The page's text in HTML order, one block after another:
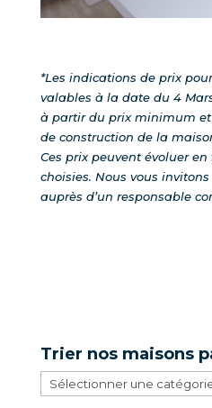
*Les indications de prix
valables à la date du 4
à partir du prix minimum
de construction de la
Ces prix peuvent évoluer
choisies. Nous vous
auprès d’un responsable
Trier nos maisons
Trier
nos